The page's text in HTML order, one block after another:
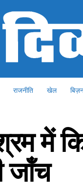
राजनीति खेल
में
जॉंच